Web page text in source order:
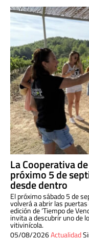
La Cooperativa
próximo 5 de
desde dentro
El próximo sábado 5 de
volverá a abrir las
edición de ‘Tiempo de
invita a descubrir uno de
vitivinícola.
05/08/2026Actualidad